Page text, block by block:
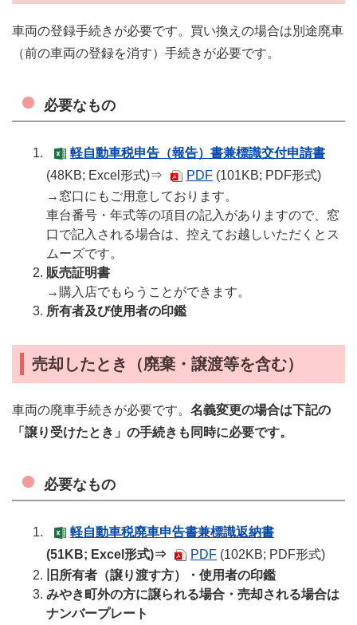
車両の登録手続きが必要です。買い換えの場合は別途廃車
（前の車両の登録を消す）手続きが必要です。
必要なもの
軽自動車税申告（報告）書兼標識交付申請書
(48KB; Excel形式)⇒
PDF (101KB; PDF形式)
→窓口にもご用意しております。
車台番号・年式等の項目の記入がありますので、窓
口で記入される場合は、控えてお越しいただくとス
ムーズです。
販売証明書
→購入店でもらうことができます。
所有者及び使用者の印鑑
売却したとき（廃棄・譲渡等を含む）
車両の廃車手続きが必要です。 名義変更の場合は下記の
「譲り受けたとき」の手続きも同時に必要です。
必要なもの
軽自動車税廃車申告書兼標識返納書
(51KB; Excel形式)⇒
PDF (102KB; PDF形式)
旧所有者（譲り渡す方）・使用者の印鑑
みやき町外の方に譲られる場合・売却される場合は
ナンバープレート